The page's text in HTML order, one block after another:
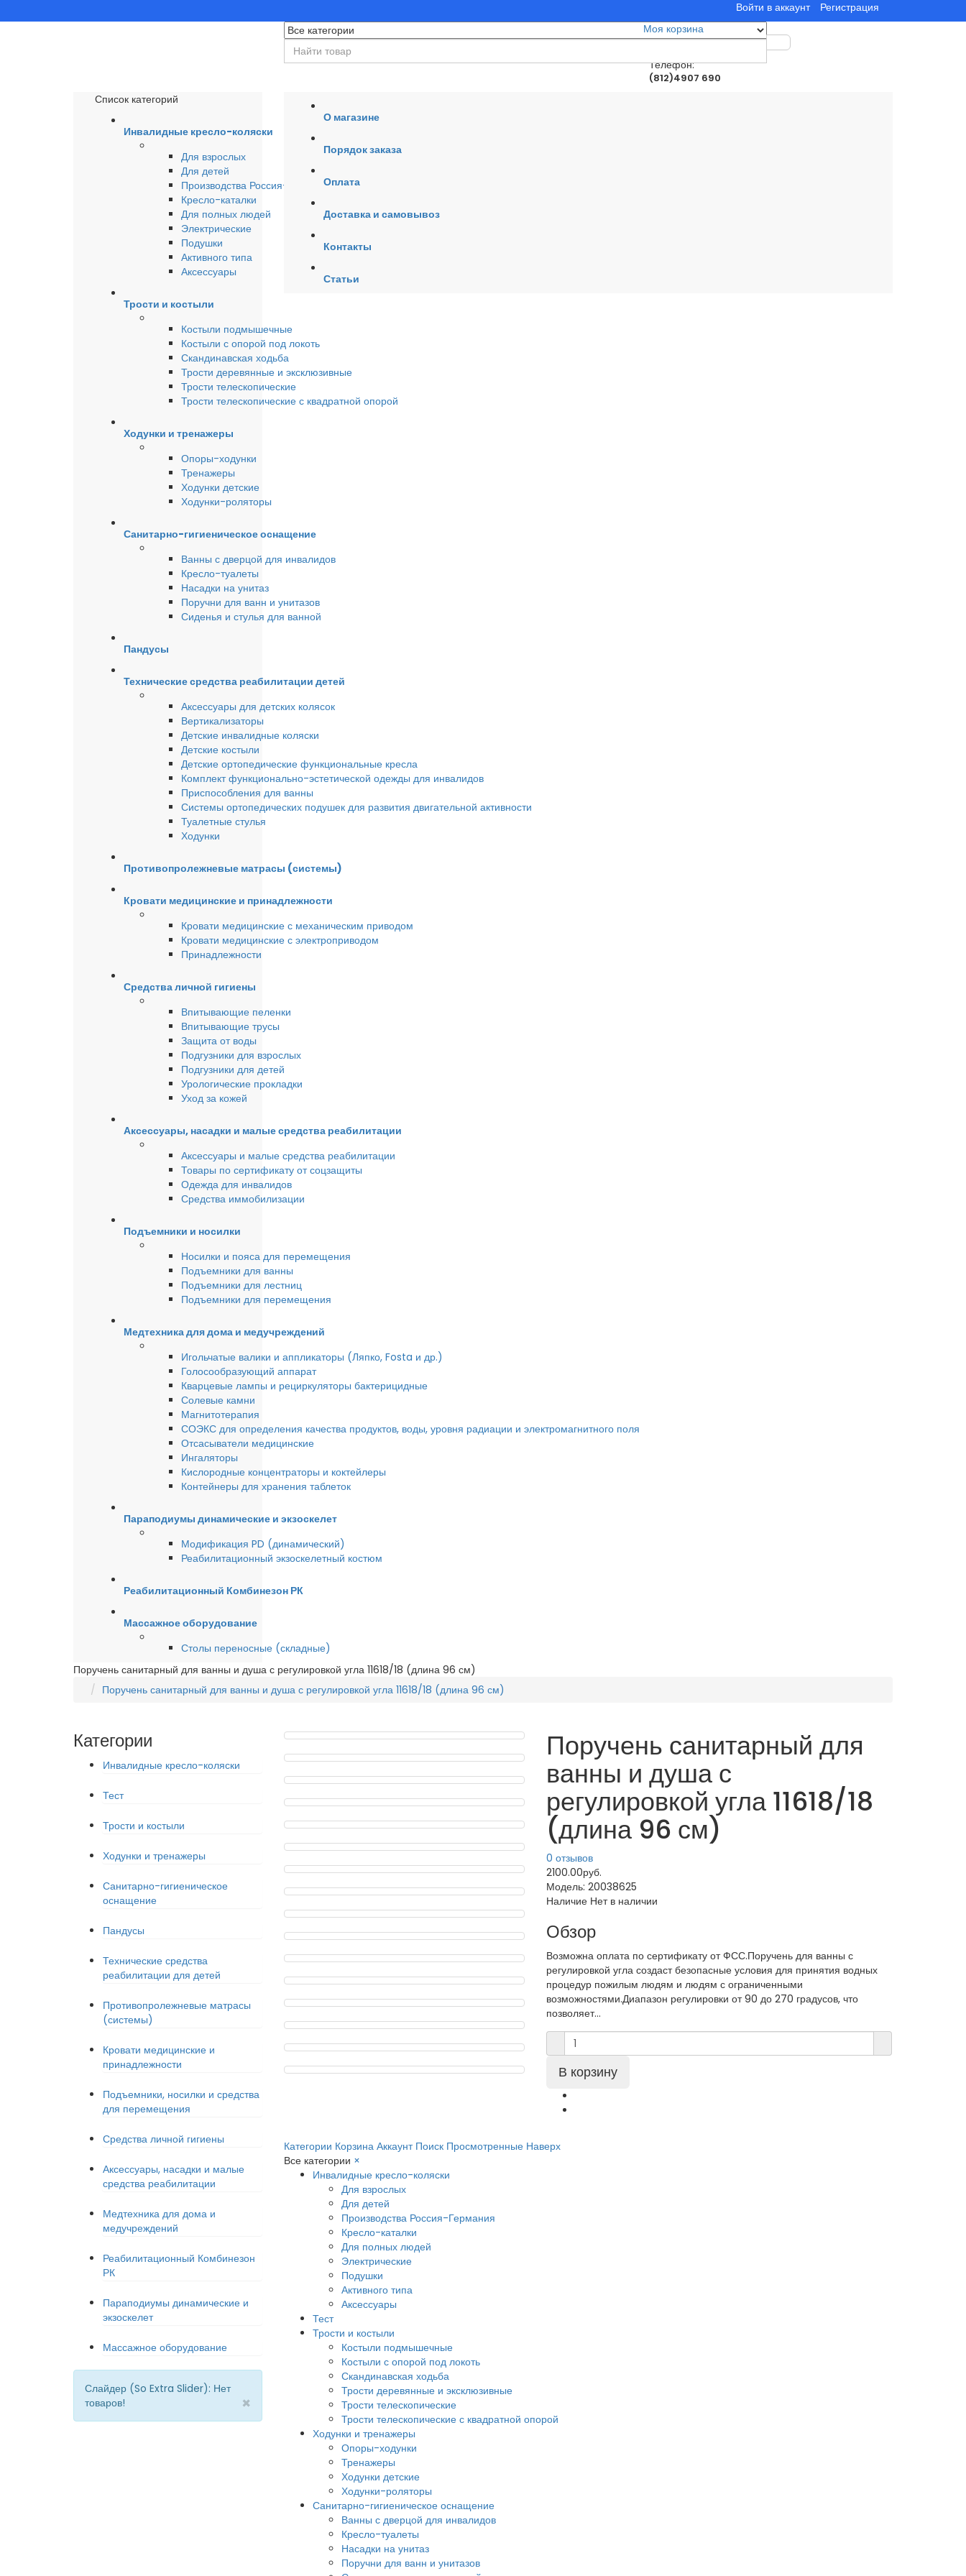
Войти в аккаунт
Регистрация
Моя корзина
Телефон:
(812)4907 690
Список категорий
Инвалидные кресло-коляски
Для взрослых
Для детей
Производства Россия-Германия
Кресло-каталки
Для полных людей
Электрические
Подушки
Активного типа
Аксессуары
Трости и костыли
Костыли подмышечные
Костыли с опорой под локоть
Скандинавская ходьба
Трости деревянные и эксклюзивные
Трости телескопические
Трости телескопические с квадратной опорой
Ходунки и тренажеры
Опоры-ходунки
Тренажеры
Ходунки детские
Ходунки-роляторы
Санитарно-гигиеническое оснащение
Ванны с дверцой для инвалидов
Кресло-туалеты
Насадки на унитаз
Поручни для ванн и унитазов
Сиденья и стулья для ванной
Пандусы
Технические средства реабилитации детей
Аксессуары для детских колясок
Вертикализаторы
Детские инвалидные коляски
Детские костыли
Детские ортопедические функциональные кресла
Комплект функционально-эстетической одежды для инвалидов
Приспособления для ванны
Системы ортопедических подушек для развития двигательной активности
Туалетные стулья
Ходунки
Противопролежневые матрасы (системы)
Кровати медицинские и принадлежности
Кровати медицинские с механическим приводом
Кровати медицинские с электроприводом
Принадлежности
Средства личной гигиены
Впитывающие пеленки
Впитывающие трусы
Защита от воды
Подгузники для взрослых
Подгузники для детей
Урологические прокладки
Уход за кожей
Аксессуары, насадки и малые средства реабилитации
Аксессуары и малые средства реабилитации
Товары по сертификату от соцзащиты
Одежда для инвалидов
Средства иммобилизации
Подъемники и носилки
Носилки и пояса для перемещения
Подъемники для ванны
Подъемники для лестниц
Подъемники для перемещения
Медтехника для дома и медучреждений
Игольчатые валики и аппликаторы (Ляпко, Fosta и др.)
Голосообразующий аппарат
Кварцевые лампы и рециркуляторы бактерицидные
Солевые камни
Магнитотерапия
СОЭКС для определения качества продуктов, воды, уровня радиации и электромагнитного поля
Отсасыватели медицинские
Ингаляторы
Кислородные концентраторы и коктейлеры
Контейнеры для хранения таблеток
Параподиумы динамические и экзоскелет
Модификация PD (динамический)
Реабилитационный экзоскелетный костюм
Реабилитационный Комбинезон РК
Массажное оборудование
Столы переносные (складные)
О магазине
Порядок заказа
Оплата
Доставка и самовывоз
Контакты
Статьи
Поручень санитарный для ванны и душа с регулировкой угла 11618/18 (длина 96 см)
Поручень санитарный для ванны и душа с регулировкой угла 11618/18 (длина 96 см)
Категории
Инвалидные кресло-коляски
Тест
Трости и костыли
Ходунки и тренажеры
Санитарно-гигиеническое
оснащение
Пандусы
Технические средства
реабилитации для детей
Противопролежневые матрасы
(системы)
Кровати медицинские и
принадлежности
Подъемники, носилки и средства
для перемещения
Средства личной гигиены
Аксессуары, насадки и малые
средства реабилитации
Медтехника для дома и
медучреждений
Реабилитационный Комбинезон
РК
Параподиумы динамические и
экзоскелет
Массажное оборудование
Слайдер (So Extra Slider): Нет
товаров!
×
Поручень санитарный для
ванны и душа с
регулировкой угла 11618/18
(длина 96 см)
0 отзывов
2100.00руб.
Модель:20038625
Наличие Нет в наличии
Обзор
Возможна оплата по сертификату от ФСС.Поручень для ванны с
регулировкой угла создаст безопасные условия для принятия водных
процедур пожилым людям и людям с ограниченными
возможностями.Диапазон регулировки от 90 до 270 градусов, что
позволяет...
Категории Корзина Аккаунт Поиск Просмотренные Наверх
Все категории ×
Инвалидные кресло-коляски
Для взрослых
Для детей
Производства Россия-Германия
Кресло-каталки
Для полных людей
Электрические
Подушки
Активного типа
Аксессуары
Тест
Трости и костыли
Костыли подмышечные
Костыли с опорой под локоть
Скандинавская ходьба
Трости деревянные и эксклюзивные
Трости телескопические
Трости телескопические с квадратной опорой
Ходунки и тренажеры
Опоры-ходунки
Тренажеры
Ходунки детские
Ходунки-роляторы
Санитарно-гигиеническое оснащение
Ванны с дверцой для инвалидов
Кресло-туалеты
Насадки на унитаз
Поручни для ванн и унитазов